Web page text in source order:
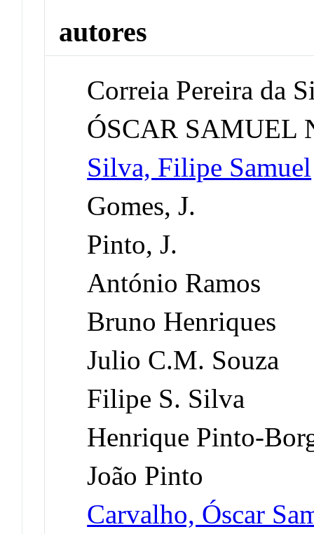
autores
Correia Pereira da
ÓSCAR SAMUEL
Silva, Filipe Samuel
Gomes, J.
Pinto, J.
António Ramos
Bruno Henriques
Julio C.M. Souza
Filipe S. Silva
Henrique Pinto-
João Pinto
Carvalho, Óscar